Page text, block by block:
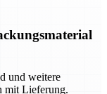
und weitere
mit Lieferung.